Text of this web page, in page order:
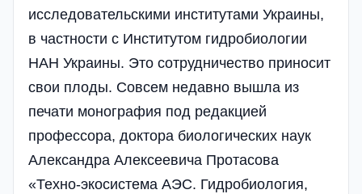
исследовательскими институтами Украины,
в частности с Институтом гидробиологии
НАН Украины. Это сотрудничество приносит
свои плоды. Совсем недавно вышла из
печати монография под редакцией
профессора, доктора биологических наук
Александра Алексеевича Протасова
«Техно-экосистема АЭС. Гидробиология,